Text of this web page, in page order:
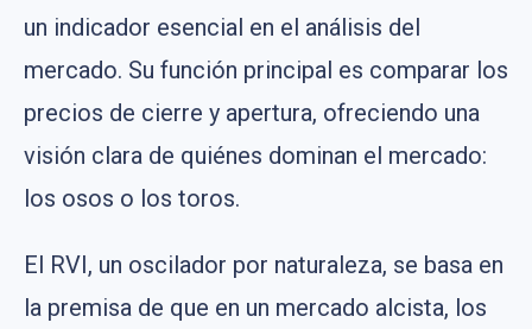
un indicador esencial en el análisis del
mercado. Su función principal es comparar los
precios de cierre y apertura, ofreciendo una
visión clara de quiénes dominan el mercado:
los osos o los toros.
El RVI, un oscilador por naturaleza, se basa en
la premisa de que en un mercado alcista, los